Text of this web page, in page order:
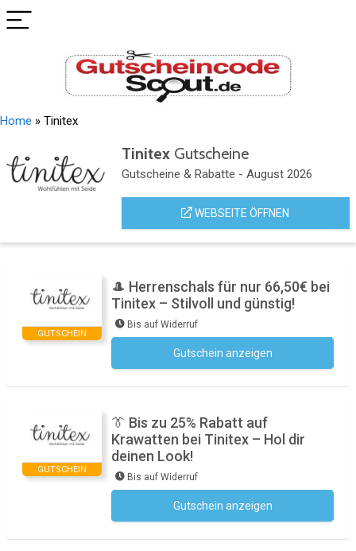
Home » Tinitex
TinitexGutscheine
Gutscheine & Rabatte - August 2026
WEBSEITE ÖFFNEN
GUTSCHEIN
🎩 Herrenschals für nur 66,50€ bei
Tinitex – Stilvoll und günstig!
Bis auf Widerruf
Gutschein anzeigen
GUTSCHEIN
👔 Bis zu 25% Rabatt auf
Krawatten bei Tinitex – Hol dir
deinen Look!
Bis auf Widerruf
Gutschein anzeigen